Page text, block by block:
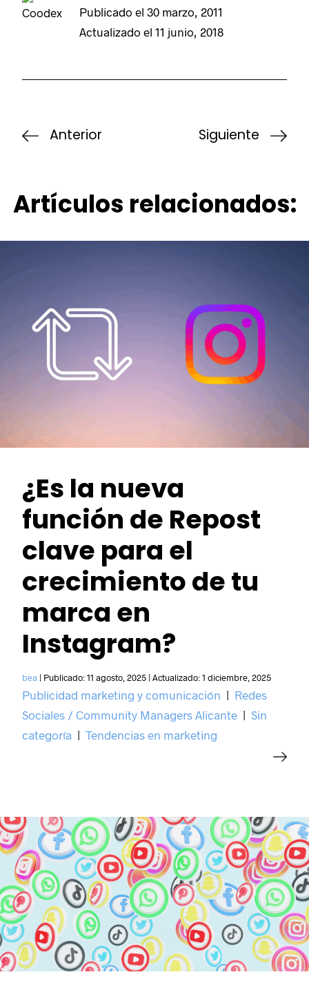
Publicado el 30 marzo, 2011
Actualizado el 11 junio, 2018
Anterior Siguiente
Artículos relacionados:
¿Es la nueva
función de Repost
clave para el
crecimiento de tu
marca en
Instagram?
bea | Publicado:11 agosto, 2025 |Actualizado:1 diciembre, 2025
Publicidad marketing y comunicación | Redes
Sociales / Community Managers Alicante | Sin
categoría | Tendencias en marketing